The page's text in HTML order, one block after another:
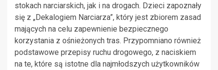
stokach narciarskich, jak i na drogach. Dzieci zapoznały
się z „Dekalogiem Narciarza”, który jest zbiorem zasad
mających na celu zapewnienie bezpiecznego
korzystania z ośnieżonych tras. Przypomniano również
podstawowe przepisy ruchu drogowego, z naciskiem
na te, które są istotne dla najmłodszych użytkowników